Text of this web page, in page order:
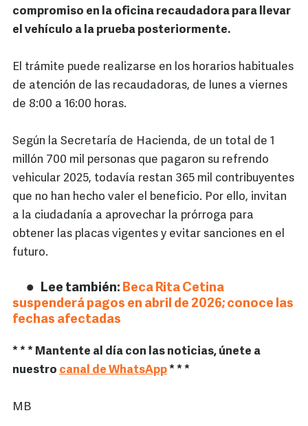
compromiso en la oficina recaudadora para llevar
el vehículo a la prueba posteriormente.
El trámite puede realizarse en los horarios habituales
de atención de las recaudadoras, de lunes a viernes
de 8:00 a 16:00 horas.
Según la Secretaría de Hacienda, de un total de 1
millón 700 mil personas que pagaron su refrendo
vehicular 2025, todavía restan 365 mil contribuyentes
que no han hecho valer el beneficio. Por ello, invitan
a la ciudadanía a aprovechar la prórroga para
obtener las placas vigentes y evitar sanciones en el
futuro.
Lee también: Beca Rita Cetina
suspenderá pagos en abril de 2026; conoce las
fechas afectadas
* * * Mantente al día con las noticias, únete a
nuestro canal de WhatsApp* * *
MB